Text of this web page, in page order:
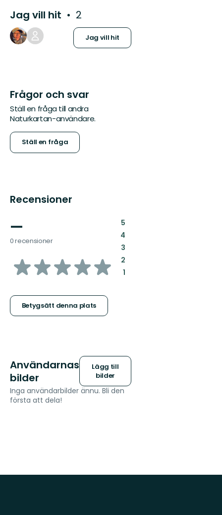
Jag vill hit 2
Jag vill hit
Frågor och svar
Ställ en fråga till andra
Naturkartan-användare.
Ställ en fråga
Recensioner
—
0 recensioner
av
stjärnor
Betygsätt denna plats
5:
4:
3:
2:
1:
Användarnas
bilder
Lägg till
bilder
Inga användarbilder ännu. Bli den
första att dela!